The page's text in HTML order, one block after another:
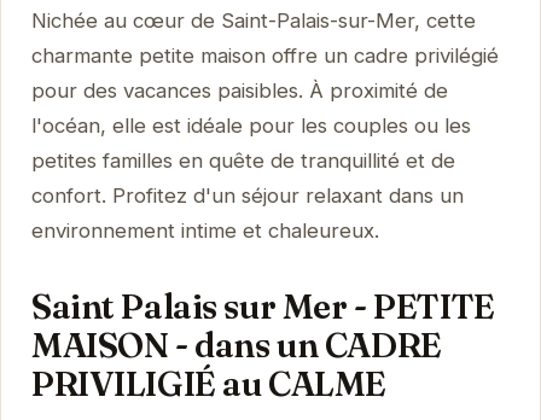
Nichée au cœur de Saint-Palais-sur-Mer, cette
charmante petite maison offre un cadre privilégié
pour des vacances paisibles. À proximité de
l'océan, elle est idéale pour les couples ou les
petites familles en quête de tranquillité et de
confort. Profitez d'un séjour relaxant dans un
environnement intime et chaleureux.
Saint Palais sur Mer - PETITE
MAISON - dans un CADRE
PRIVILIGIÉ au CALME